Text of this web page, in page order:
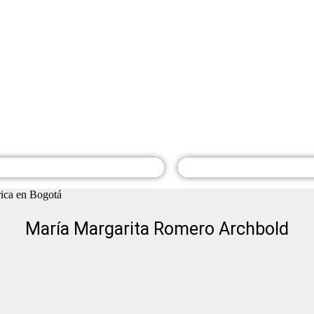
María Margarita Romero Archbold